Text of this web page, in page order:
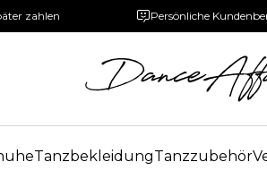
zahlen Persönliche
TanzbekleidungTanzzubehör